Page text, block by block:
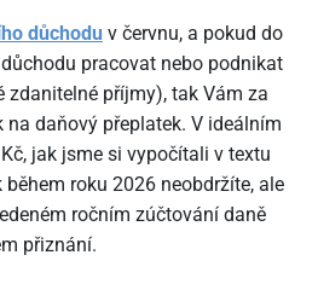
důchodu v červnu, a pokud do
pracovat nebo podnikat
zdanitelné příjmy), tak Vám za
na daňový přeplatek. V ideálním
jak jsme si vypočítali v textu
roku 2026 neobdržíte, ale
ročním zúčtování daně
přiznání.